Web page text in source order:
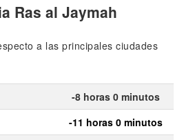
Ras al Jaymah
a las principales ciudades
-8 horas 0 minutos
-11 horas 0 minutos